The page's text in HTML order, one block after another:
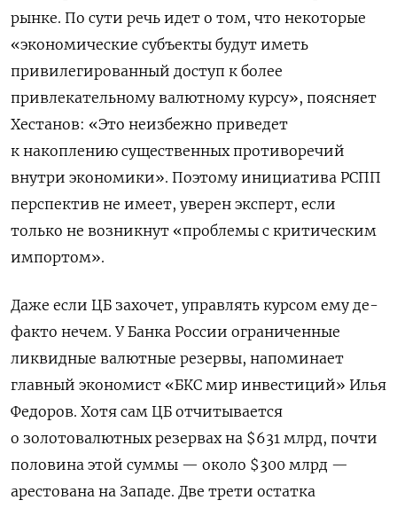
рынке. По сути речь идет о том, что некоторые
«экономические субъекты будут иметь
привилегированный доступ к более
привлекательному валютному курсу», поясняет
Хестанов: «Это неизбежно приведет
к накоплению существенных противоречий
внутри экономики». Поэтому инициатива РСПП
перспектив не имеет, уверен эксперт, если
только не возникнут «проблемы с критическим
импортом».
Даже если ЦБ захочет, управлять курсом ему де-
факто нечем. У Банка России ограниченные
ликвидные валютные резервы, напоминает
главный экономист «БКС мир инвестиций» Илья
Федоров. Хотя сам ЦБ отчитывается
о золотовалютных резервах на $631 млрд, почти
половина этой суммы — около $300 млрд —
арестована на Западе. Две трети остатка